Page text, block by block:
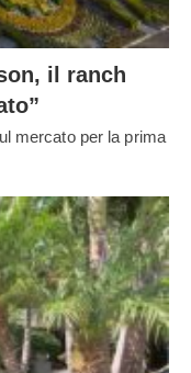
il ranch
mercato per la prima